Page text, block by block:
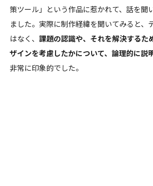
策ツール」という作品に惹かれて、話を聞
ました。実際に制作経緯を聞いてみると、
はなく、 課題の認識や、それを解決するた
ザインを考慮したかについて、論理的に説
非常に印象的でした。